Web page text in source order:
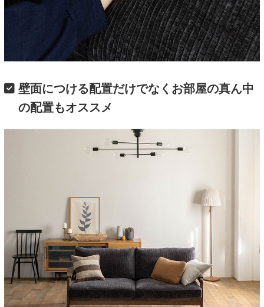
壁面につける配置だけでなくお部屋の真ん中
の配置もオススメ